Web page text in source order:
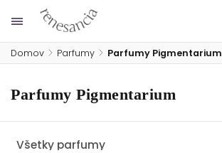
Domov / Parfumy / Parfumy Pigmentarium
Parfumy Pigmentarium
Všetky parfumy